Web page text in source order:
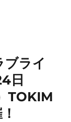
ブライ
日
TOKIM